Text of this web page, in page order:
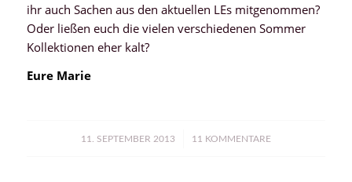
ihr auch Sachen aus den aktuellen LEs mitgenommen?
Oder ließen euch die vielen verschiedenen Sommer
Kollektionen eher kalt?
Eure Marie
11. SEPTEMBER 2013
/ 11 KOMMENTARE